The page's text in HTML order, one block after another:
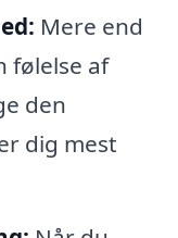
Mere end
følelse af
den
dig mest